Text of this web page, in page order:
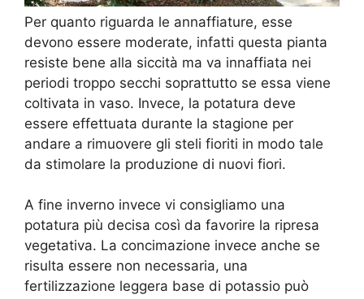
Per quanto riguarda le annaffiature, esse
devono essere moderate, infatti questa pianta
resiste bene alla siccità ma va innaffiata nei
periodi troppo secchi soprattutto se essa viene
coltivata in vaso. Invece, la potatura deve
essere effettuata durante la stagione per
andare a rimuovere gli steli fioriti in modo tale
da stimolare la produzione di nuovi fiori.
A fine inverno invece vi consigliamo una
potatura più decisa così da favorire la ripresa
vegetativa. La concimazione invece anche se
risulta essere non necessaria, una
fertilizzazione leggera base di potassio può